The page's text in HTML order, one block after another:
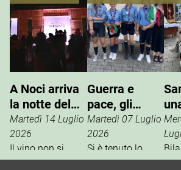
A Noci arriva
la notte del
vino che si
vive
Martedì 14 Luglio
2026
Il vino non si
degusta. Si vive.
Guerra e
pace, gli
Scout
incontrano
l’ANPI
Martedì 07 Luglio
2026
Si è tenuto lo
scorso 27 giugno
si
la